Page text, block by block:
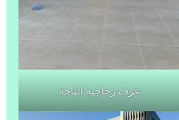
غرف زجاجية الباحة